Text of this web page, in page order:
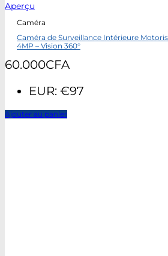
Aperçu
Caméra
Caméra de Surveillance Intérieure
4MP – Vision 360°
60.000CFA
EUR: €97
Ajouter au panier